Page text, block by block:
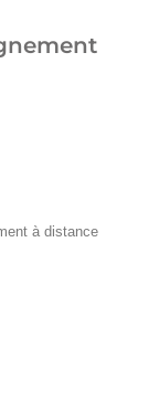
à distance